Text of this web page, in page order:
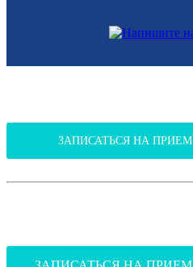
ЗАПИСАТЬСЯ НА ПРИЕМ